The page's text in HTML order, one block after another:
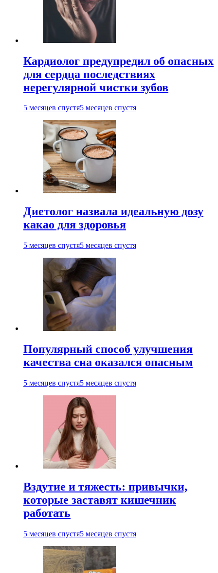
Кардиолог предупредил об опасных
для сердца последствиях
нерегулярной чистки зубов
5 месяцев спустя5 месяцев спустя
Диетолог назвала идеальную дозу
какао для здоровья
5 месяцев спустя5 месяцев спустя
Популярный способ улучшения
качества сна оказался опасным
5 месяцев спустя5 месяцев спустя
Вздутие и тяжесть: привычки,
которые заставят кишечник
работать
5 месяцев спустя5 месяцев спустя